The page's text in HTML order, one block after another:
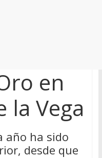
en
la Vega
año ha sido
desde que